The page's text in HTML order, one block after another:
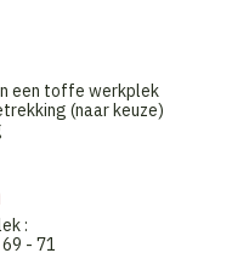
een toffe werkplek
(naar keuze)
:
- 71